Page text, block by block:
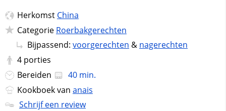
Herkomst China
Categorie Roerbakgerechten
Bijpassend: voorgerechten & nagerechten
4 porties
Bereiden
40 min.
Kookboek van anais
Schrijf een review